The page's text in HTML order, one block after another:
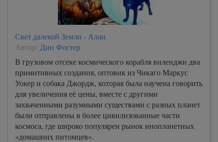
Свет далекой Земли - Алан
Автор: Дин Фостер
В грузовом отсеке космического корабля виленджи два
примитивных создания, оптовик из Чикаго Маркус
Уокер и собака Джордж, которая была научена говорить
для увеличения её цены, вместе с другими
захваченными разумными существами с разных планет
были отправлены в более цивилизованные части
космоса, где широко популярен рынок инопланетных
«домашних питомцев».